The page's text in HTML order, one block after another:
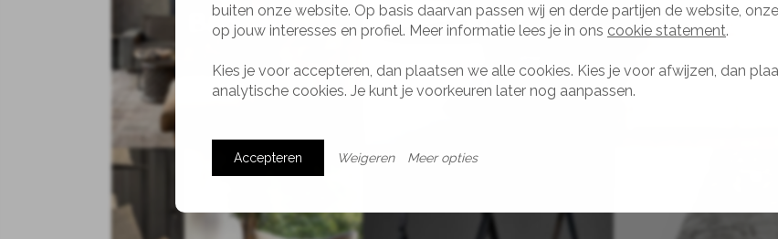
Banken Tafels
buiten onze website. Op basis daarvan passen wij en derde partijen de website,
op jouw interesses en profiel. Meer informatie lees je in ons cookie statement.
Kies je voor accepteren, dan plaatsen we alle cookies. Kies je voor afwijzen, dan
analytische cookies. Je kunt je voorkeuren later nog aanpassen.
Accepteren Weigeren Meer opties